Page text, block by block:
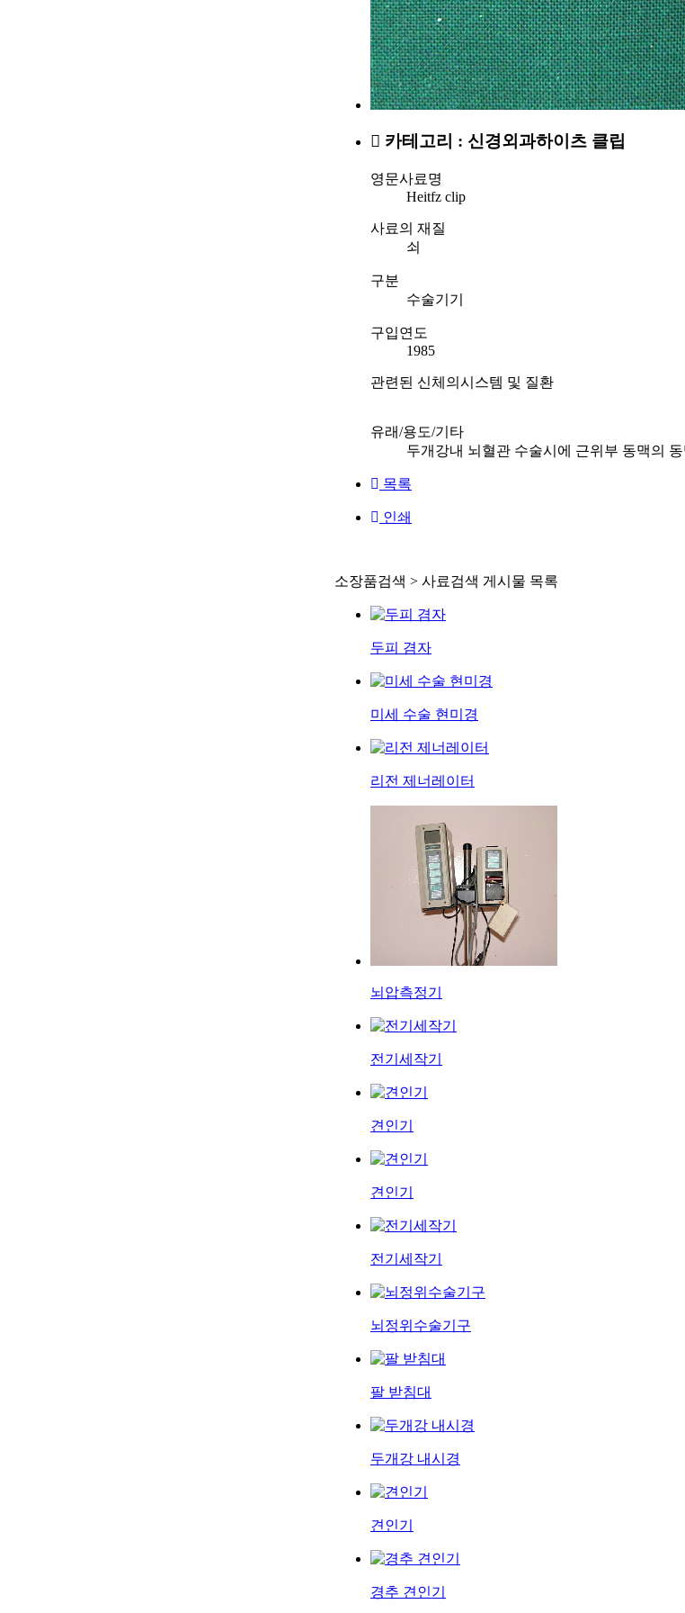
카테고리 : 신경외과하이츠 클립
영문사료명
Heitfz clip
사료의 재질
쇠
구분
수술기기
구입연도
1985
관련된 신체의시스템 및 질환
유래/용도/기타
두개강내 뇌혈관 수술시에 근위부 동맥의
목록
인쇄
소장품검색 > 사료검색 게시물 목록
두피 겸자
미세 수술 현미경
리전 제너레이터
뇌압측정기
전기세작기
견인기
견인기
전기세작기
뇌정위수술기구
팔 받침대
두개강 내시경
견인기
경추 견인기